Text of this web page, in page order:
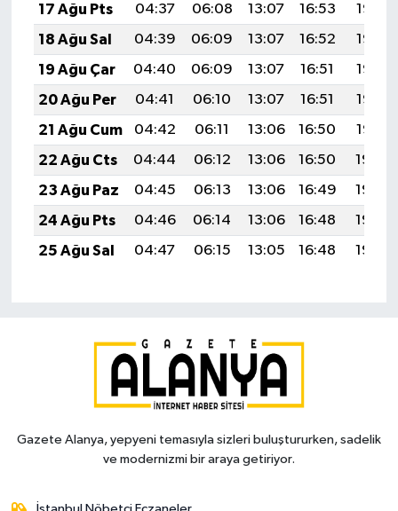
17 Ağu Pts
04:37 06:08 13:07 16:53
19:57
18 Ağu Sal
04:39 06:09 13:07 16:52
19:56
19 Ağu Çar
04:40 06:09 13:07 16:51
19:55
20 Ağu Per
04:41 06:10 13:07 16:51
19:53
21 Ağu Cum
04:42 06:11 13:06 16:50
19:52
22 Ağu Cts
04:44 06:12 13:06 16:50
19:50
23 Ağu Paz
04:45 06:13 13:06 16:49
19:49
24 Ağu Pts
04:46 06:14 13:06 16:48
19:48
25 Ağu Sal
04:47 06:15 13:05 16:48 19:46
Gazete Alanya, yepyeni temasıyla sizleri buluştururken, sadelik
ve modernizmi bir araya getiriyor.
İstanbul Nöbetçi Eczaneler